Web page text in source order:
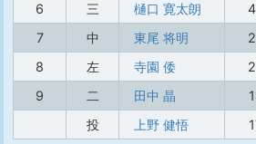
6
三 樋口 寛太朗
7
中 東尾 将明
8
左 寺園 倭
9
二 田中 晶
投
上野 健悟